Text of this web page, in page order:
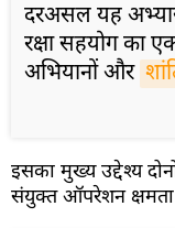
दरअसल यह
रक्षा सहयोग का
अभियानों और
इसका मुख्य उद्देश्य
संयुक्त ऑपरेशन